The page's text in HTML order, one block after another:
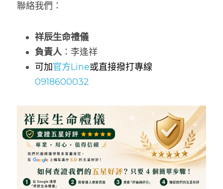
聯絡我們：
祥辰生命禮儀
負責人：李逢祥
可加官方Line或直接撥打專線
0918600032